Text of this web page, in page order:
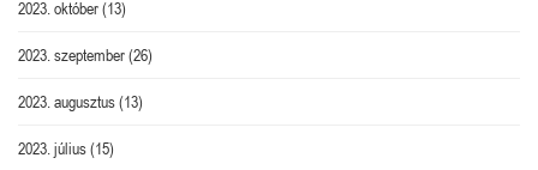
2023. október(13)
2023. szeptember(26)
2023. augusztus(13)
2023. július(15)